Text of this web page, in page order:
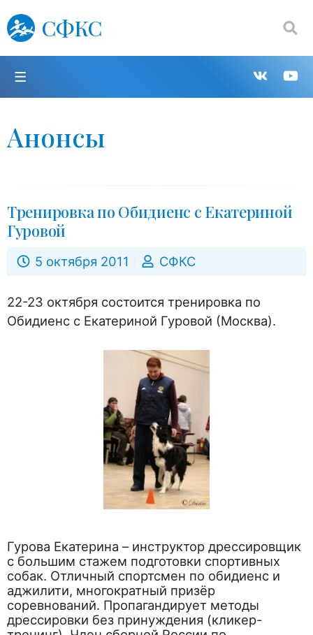
СФКС
Поиск:
Анонсы
Тренировка по Обидиенс с Екатериной
Гуровой
5 октября 2011 СФКС
22-23 октября состоится тренировка по
Обидиенс с Екатериной Гуровой (Москва).
Гурова Екатерина – инструктор дрессировщик
с большим стажем подготовки спортивных
собак. Отличный спортсмен по обидиенс и
аджилити, многократный призёр
соревнований. Пропагандирует методы
дрессировки без принуждения (кликер-